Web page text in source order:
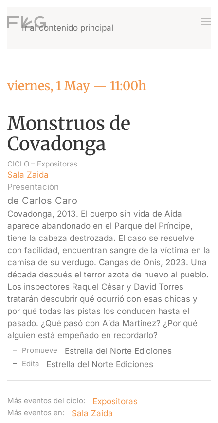
Ir al contenido principal
viernes, 1 May — 11:00h
Monstruos de
Covadonga
CICLO – Expositoras
Sala Zaida
Presentación
de Carlos Caro
Covadonga, 2013. El cuerpo sin vida de Aída
aparece abandonado en el Parque del Príncipe,
tiene la cabeza destrozada. El caso se resuelve
con facilidad, encuentran sangre de la víctima en la
camisa de su verdugo. Cangas de Onís, 2023. Una
década después el terror azota de nuevo al pueblo.
Los inspectores Raquel César y David Torres
tratarán descubrir qué ocurrió con esas chicas y
por qué todas las pistas los conducen hasta el
pasado. ¿Qué pasó con Aída Martínez? ¿Por qué
alguien está empeñado en recordarlo?
Promueve Estrella del Norte Ediciones
Edita Estrella del Norte Ediciones
Más eventos del ciclo: Expositoras
Más eventos en: Sala Zaida